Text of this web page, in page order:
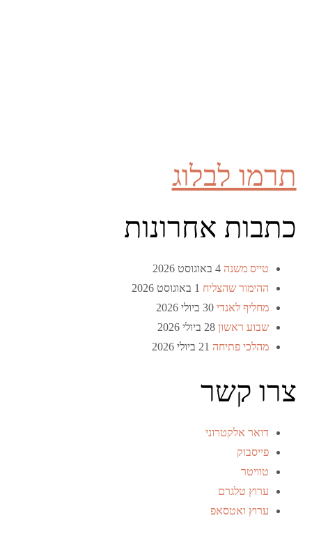
תרמו לבלוג
כתבות אחרונות
טייס משנה 4 באוגוסט 2026
ההימור שהצליח 1 באוגוסט 2026
מחליף לאנדי 30 ביולי 2026
שבוע ראשון 28 ביולי 2026
מהלכי פתיחה 21 ביולי 2026
צרו קשר
דואר אלקטרוני
פייסבוק
טוויטר
ערוץ טלגרם
ערוץ ואטסאפ